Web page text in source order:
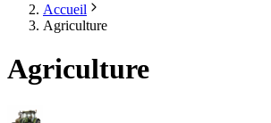
Accueil
Agriculture
Agriculture